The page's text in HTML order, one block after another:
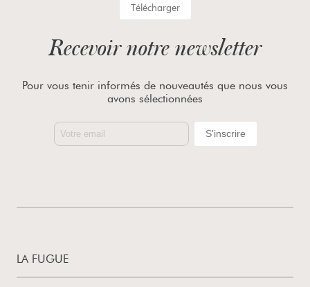
Télécharger
Recevoir notre newsletter
Pour vous tenir informés de nouveautés que nous vous
avons sélectionnées
LA FUGUE